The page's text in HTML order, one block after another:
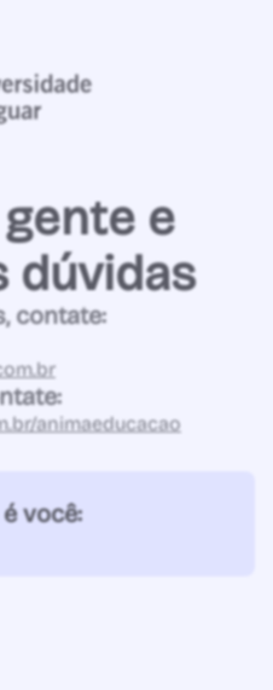
e
dúvidas
contate:
animaeducacao
você: